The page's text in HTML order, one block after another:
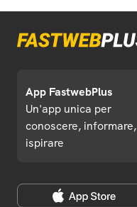
App FastwebPlus
Un'app unica per
conoscere, informare,
ispirare